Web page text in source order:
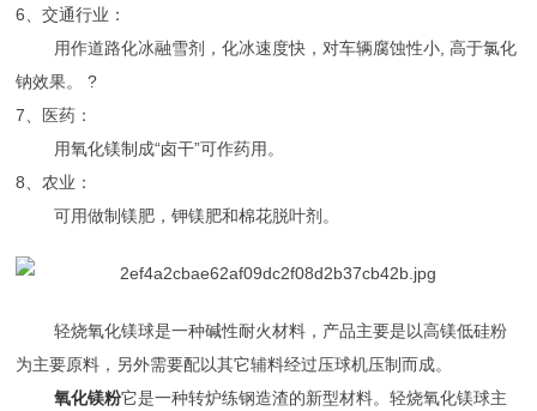
6 、交通行业：
用作道路化冰融雪剂，化冰速度快，对车辆腐蚀性小, 高于氯化
钠效果。 ?
7
医药：
用氧化镁制成“卤干”可作药用。
8
农业：
可用做制镁肥，钾镁肥和棉花脱叶剂。
轻烧氧化镁球是一种碱性耐火材料，产品主要是以高镁低硅粉
为主要原料，另外需要配以其它辅料经过压球机压制而成。
氧化镁粉它是一种转炉练钢造渣的新型材料。轻烧氧化镁球主